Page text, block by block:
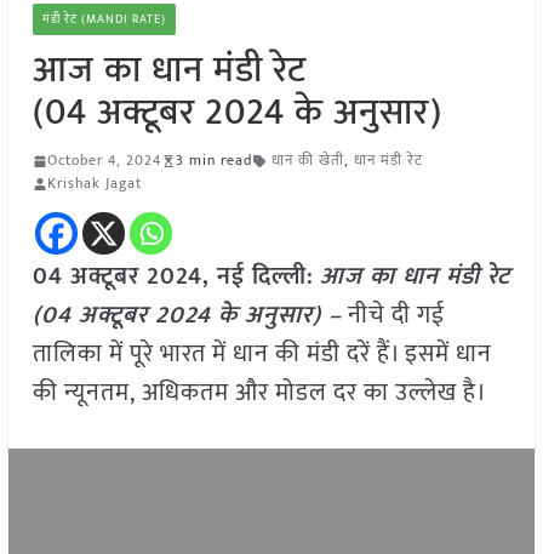
मंडी रेट (MANDI RATE)
आज का धान मंडी रेट
(04 अक्टूबर 2024 के अनुसार)
October 4, 2024 3 min read धान की खेती, धान मंडी रेट
Krishak Jagat
04 अक्टूबर 2024, नई दिल्ली: आज का धान मंडी रेट
(04 अक्टूबर 2024 के अनुसार) –नीचे दी गई
तालिका में पूरे भारत में धान की मंडी दरें हैं। इसमें धान
की न्यूनतम, अधिकतम और मोडल दर का उल्लेख है।